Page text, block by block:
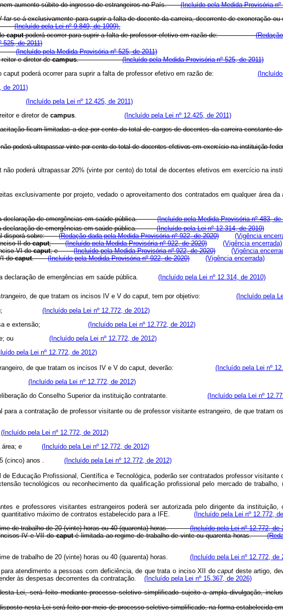
aumento súbito do ingresso de estrangeiros no País.
(Incluído pela Medida Provisória nº
se-á exclusivamente para suprir a falta de docente da carreira, decorrente de exoneração
(Incluído pela Lei nº 9.849, de 1999).
caputpoderá ocorrer para suprir a falta de professor efetivo em razão de:
525, de 2011)
ou(Incluído pela Medida Provisória nº 525, de 2011)
reitor e diretor decampus.(Incluído pela Medida Provisória nº 525, de 2011)
do caput poderá ocorrer para suprir a falta de professor efetivo em razão de:
de 2011)
ou (Incluído pela Lei nº 12.425, de 2011)
e diretor de campus
(Incluído pela Lei nº 12.425, de 2011)
ficam limitadas a dez por cento do total de cargos de docentes da carreira constante
poderá ultrapassar vinte por cento do total de docentes efetivos em exercício na
não poderá ultrapassar 20% (vinte por cento) do total de docentes efetivos em
exclusivamente por projeto, vedado o aproveitamento dos contratados em
a declaração de emergências em saúde pública.(Incluído pela Medida Provisória nº 483, de
a declaração de emergências em saúde pública.(Incluído pela Lei nº 12.314, de 2010)
disporá sobre:
(Redação dada pela Medida Provisória nº 922, de 2020)
(Vigência
II docaput; (Incluído pela Medida Provisória nº 922, de 2020)
(Vigência encerrada)
VI docaput; e (Incluído pela Medida Provisória nº 922, de 2020)
(Vigência
docaput. (Incluído pela Medida Provisória nº 922, de 2020) (Vigência encerrada)
a declaração de emergências em saúde pública. (Incluído pela Lei nº 12.314, de 2010)
de que tratam os incisos IV e V do caput, tem por objetivo: (Incluído pela
; (Incluído pela Lei nº 12.772, de 2012)
pesquisa e extensão; (Incluído pela Lei nº 12.772, de 2012)
docente; ou (Incluído pela Lei nº 12.772, de 2012)
pela Lei nº 12.772, de 2012)
de que tratam os incisos IV e V do caput , deverão: (Incluído pela Lei nº
ou (Incluído pela Lei nº 12.772, de 2012)
deliberação do Conselho Superior da instituição contratante. (Incluído pela Lei nº
a contratação de professor visitante ou de professor visitante estrangeiro, de que tratam
(Incluído pela Lei nº 12.772, de 2012)
área; e
(Incluído pela Lei nº 12.772, de 2012)
5 (cinco) anos . (Incluído pela Lei nº 12.772, de 2012)
Educação Profissional, Científica e Tecnológica, poderão ser contratados professor
tecnológicos ou reconhecimento da qualificação profissional pelo mercado de
e professores visitantes estrangeiros poderá ser autorizada pelo dirigente da instituição,
quantitativo máximo de contratos estabelecido para a IFE. (Incluído pela Lei nº 12.772,
de trabalho de 20 (vinte) horas ou 40 (quarenta) horas.(Incluído pela Lei nº 12.772, de
IV e VII docaputé limitada ao regime de trabalho de vinte ou quarenta horas.
de trabalho de 20 (vinte) horas ou 40 (quarenta) horas. (Incluído pela Lei nº 12.772, de
atendimento a pessoas com deficiência, de que trata o inciso XII docaput deste artigo,
às despesas decorrentes da contratação.
(Incluído pela Lei nº 15.367, de 2026)
Lei, será feito mediante processo seletivo simplificado sujeito a ampla divulgação,
nesta Lei será feito por meio de processo seletivo simplificado, na forma